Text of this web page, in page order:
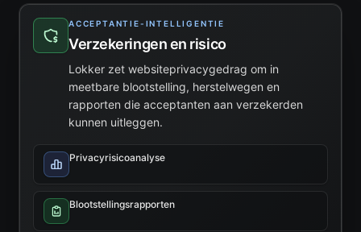
ACCEPTANTIE-INTELLIGENTIE
Verzekeringen en risico
Lokker zet websiteprivacygedrag om in
meetbare blootstelling, herstelwegen en
rapporten die acceptanten aan verzekerden
kunnen uitleggen.
Privacyrisicoanalyse
Blootstellingsrapporten